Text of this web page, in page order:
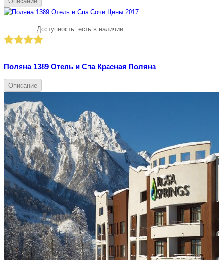
Доступность: есть в наличии
Поляна 1389 Отель и Спа Красная Поляна
Описание